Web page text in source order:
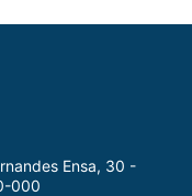
Ensa, 30 -
000